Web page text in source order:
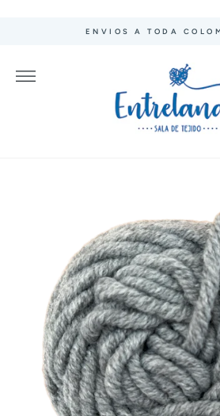
ENVIOS A TODA
Más